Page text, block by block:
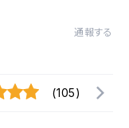
通報する
(105)